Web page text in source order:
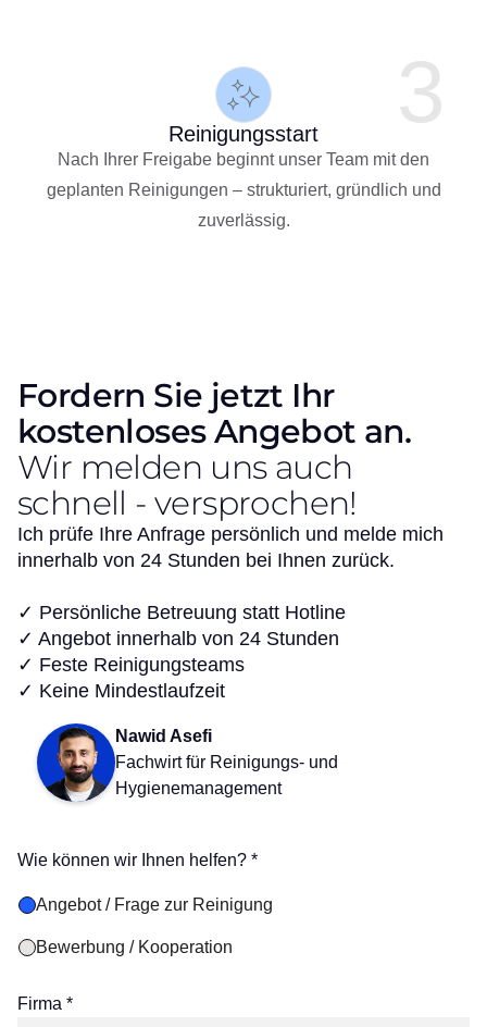
Reinigungsstart
Nach Ihrer Freigabe beginnt unser Team mit den
geplanten Reinigungen – strukturiert, gründlich und
zuverlässig.
3
Fordern Sie jetzt Ihr
kostenloses Angebot an.
Wir melden uns auch
schnell - versprochen!
Ich prüfe Ihre Anfrage persönlich und melde mich
innerhalb von 24 Stunden bei Ihnen zurück.
✓ Persönliche Betreuung statt Hotline
✓ Angebot innerhalb von 24 Stunden
✓ Feste Reinigungsteams
✓ Keine Mindestlaufzeit
Nawid Asefi
Fachwirt für Reinigungs- und
Hygienemanagement
Wie können wir Ihnen helfen? *
Angebot / Frage zur Reinigung
Bewerbung / Kooperation
Firma *